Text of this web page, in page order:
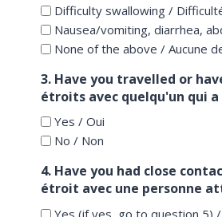
Difficulty swallowing /
Nausea/vomiting, diarrhea,
None of the above / Aucune
3. Have you travelled or
étroits avec quelqu'un qui a
Yes / Oui
No / Non
4. Have you had close
étroit avec une personne